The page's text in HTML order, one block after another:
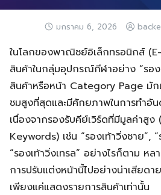
มกราคม 6, 2026
ในโลกของพาณิชย์อิเล็กทรอนิกส์
สินค้าในกลุ่มอุปกรณ์กีฬาอย่าง “รอ
สินค้าหรือหน้า Category Page มัก
ชมสูงที่สุดและมีศักยภาพในการทำอั
เนื่องจากรองรับคีย์เวิร์ดที่มีมูลค่าสู
Keywords) เช่น “รองเท้าวิ่งชาย”,
“รองเท้าวิ่งเทรล” อย่างไรก็ตาม ห
การปรับแต่งหน้านี้ไปอย่างน่าเสียด
เพียงแค่แสดงรายการสินค้าเท่านั้น